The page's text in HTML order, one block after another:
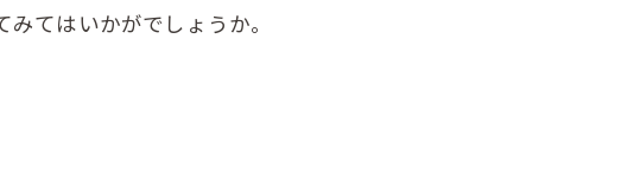
てはいかがでしょうか。